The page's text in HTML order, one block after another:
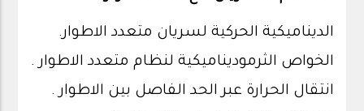
الديناميكية الحركية لسريان متعدد الاطوار.
الخواص الثرموديناميكية لنظام متعدد الاطوار .
انتقال الحرارة عبر الحد الفاصل بين الاطوار .